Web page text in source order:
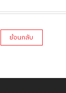
ย้อนกลับ